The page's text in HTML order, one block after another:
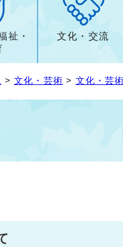
祉・
文化・交流
>文化・芸術 > 文化・芸